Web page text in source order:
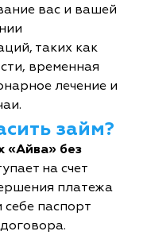
вас и вашей
таких как
временная
лечение и
займ?
«Айва» без
на счет
платежа
паспорт